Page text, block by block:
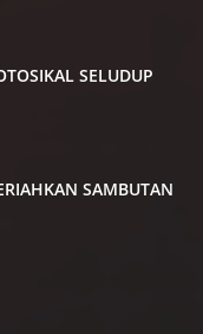
SELUDUP
SAMBUTAN